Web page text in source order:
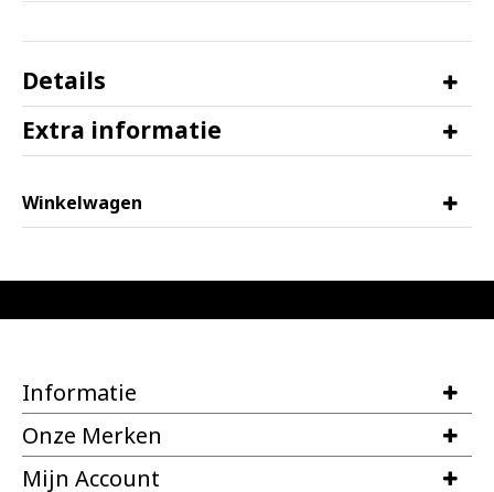
Details
Extra informatie
Winkelwagen
Informatie
Onze Merken
Mijn Account